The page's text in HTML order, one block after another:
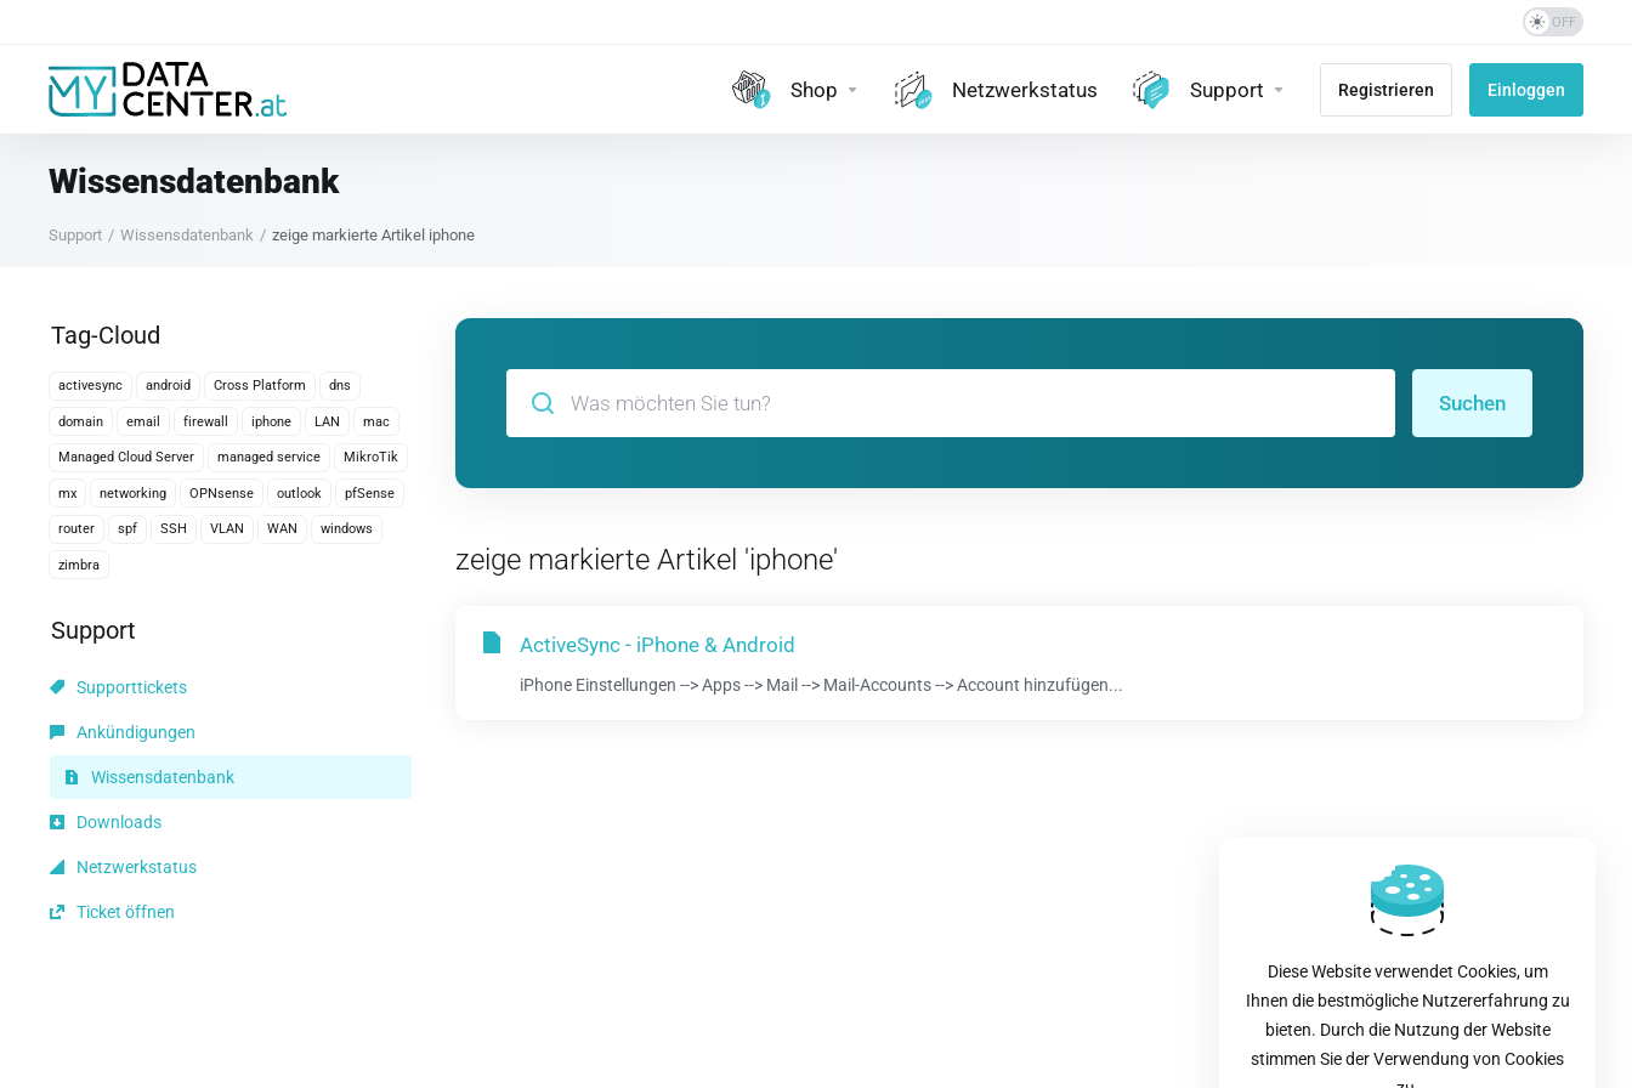
Shop Netzwerkstatus Support Registrieren Einloggen
Wissensdatenbank
Support Wissensdatenbank zeige markierte Artikel iphone
Tag-Cloud
activesync android Cross Platform dns
domain email firewall iphone LAN mac
Managed Cloud Server managed service MikroTik
mx networking OPNsense outlook pfSense
router spf SSH VLAN WAN windows
zimbra
Support
Supporttickets
Ankündigungen
Wissensdatenbank
Downloads
Netzwerkstatus
Ticket öffnen
Suchen
zeige markierte Artikel 'iphone'
ActiveSync - iPhone & Android
iPhone Einstellungen --> Apps --> Mail --> Mail-Accounts --> Account hinzufügen...
Diese Website verwendet Cookies, um
Ihnen die bestmögliche Nutzererfahrung zu
bieten. Durch die Nutzung der Website
stimmen Sie der Verwendung von Cookies